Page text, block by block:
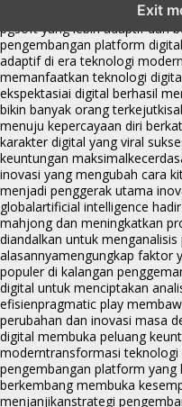
Exit
menghadirkan inovasi
pgsoft yang lebih adaptif dan
pengembangan platform
adaptif di era teknologi modern
memanfaatkan teknologi
ekspektasiai digital berhasil
bikin banyak orang terkejut
menuju kepercayaan diri
karakter digital yang viral
keuntungan maksimal
inovasi yang mengubah cara
menjadi penggerak utama
globalartificial intelligence
mahjong dan meningkatkan
diandalkan untuk
alasannyamengungkap faktor
populer di kalangan
digital untuk menciptakan
efisienpragmatic play
perubahan dan inovasi masa
digital membuka peluang
moderntransformasi teknologi
pengembangan platform yang
berkembang membuka
menjanjikanstrategi